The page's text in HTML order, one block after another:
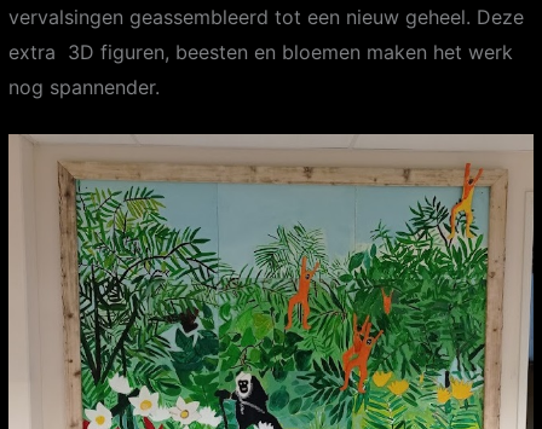
vervalsingen geassembleerd tot een nieuw geheel. Deze
extra 3D figuren, beesten en bloemen maken het werk
nog spannender.